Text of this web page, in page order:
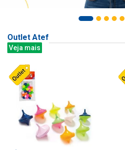
Outlet Atef
Veja mais